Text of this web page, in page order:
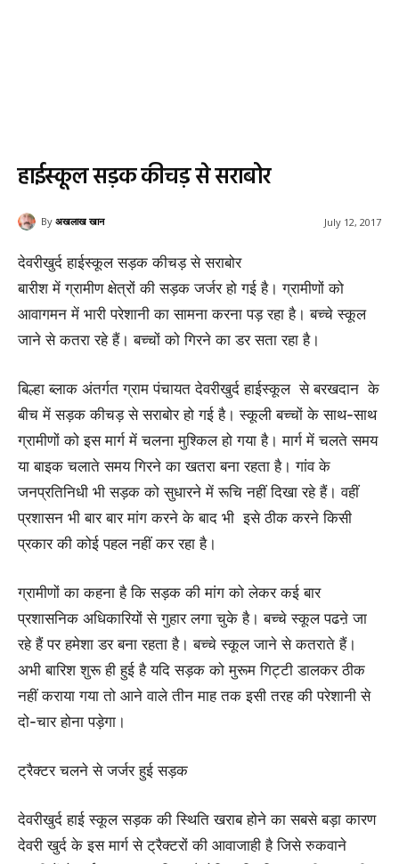
हाईस्कूल सड़क कीचड़ से सराबोर
By अखलाख खान July 12, 2017
देवरीखुर्द हाईस्कूल सड़क कीचड़ से सराबोर
बारीश में ग्रामीण क्षेत्रों की सड़क जर्जर हो गई है। ग्रामीणों को
आवागमन में भारी परेशानी का सामना करना पड़ रहा है। बच्चे स्कूल
जाने से कतरा रहे हैं। बच्चों को गिरने का डर सता रहा है।
बिल्हा ब्लाक अंतर्गत ग्राम पंचायत देवरीखुर्द हाईस्कूल से बरखदान के
बीच में सड़क कीचड़ से सराबोर हो गई है। स्कूली बच्चों के साथ-साथ
ग्रामीणों को इस मार्ग में चलना मुश्किल हो गया है। मार्ग में चलते समय
या बाइक चलाते समय गिरने का खतरा बना रहता है। गांव के
जनप्रतिनिधी भी सड़क को सुधारने में रूचि नहीं दिखा रहे हैं। वहीं
प्रशासन भी बार बार मांग करने के बाद भी इसे ठीक करने किसी
प्रकार की कोई पहल नहीं कर रहा है।
ग्रामीणों का कहना है कि सड़क की मांग को लेकर कई बार
प्रशासनिक अधिकारियों से गुहार लगा चुके है। बच्चे स्कूल पढऩे जा
रहे हैं पर हमेशा डर बना रहता है। बच्चे स्कूल जाने से कतराते हैं।
अभी बारिश शुरू ही हुई है यदि सड़क को मुरूम गिट्टी डालकर ठीक
नहीं कराया गया तो आने वाले तीन माह तक इसी तरह की परेशानी से
दो-चार होना पड़ेगा।
ट्रैक्टर चलने से जर्जर हुई सड़क
देवरीखुर्द हाई स्कूल सड़क की स्थिति खराब होने का सबसे बड़ा कारण
देवरी खुर्द के इस मार्ग से ट्रैक्टरों की आवाजाही है जिसे रुकवाने